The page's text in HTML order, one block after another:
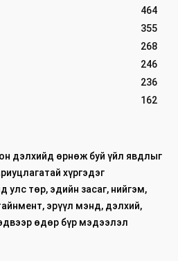
464
355
268
246
236
162
дэлхийд өрнөж буй үйл явдлыг
хүргэдэг
төр, эдийн засаг, нийгэм,
эрүүл мэнд, дэлхий,
өдөр бүр мэдээлэл